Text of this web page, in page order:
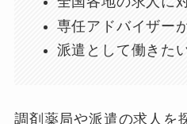
専任アドバイザー
派遣として働きた
調剤薬局や派遣の求人を